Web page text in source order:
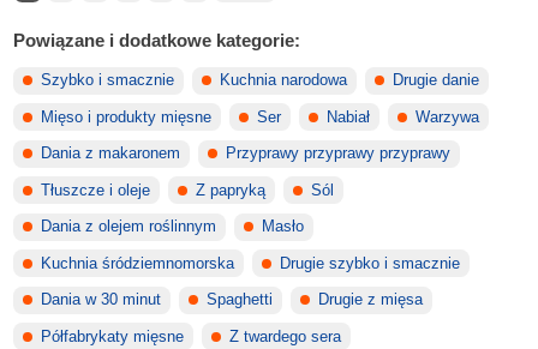
Powiązane i dodatkowe kategorie:
Szybko i smacznie Kuchnia narodowa Drugie danie
Mięso i produkty mięsne Ser Nabiał Warzywa
Dania z makaronem Przyprawy przyprawy przyprawy
Tłuszcze i oleje Z papryką Sól
Dania z olejem roślinnym Masło
Kuchnia śródziemnomorska Drugie szybko i smacznie
Dania w 30 minut Spaghetti Drugie z mięsa
Półfabrykaty mięsne Z twardego sera